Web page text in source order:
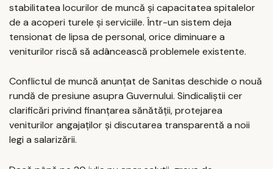
stabilitatea locurilor de muncă și capacitatea spitalelor
de a acoperi turele și serviciile. Într-un sistem deja
tensionat de lipsa de personal, orice diminuare a
veniturilor riscă să adâncească problemele existente.
Conflictul de muncă anunțat de Sanitas deschide o nouă
rundă de presiune asupra Guvernului. Sindicaliștii cer
clarificări privind finanțarea sănătății, protejarea
veniturilor angajaților și discutarea transparentă a noii
legi a salarizării.